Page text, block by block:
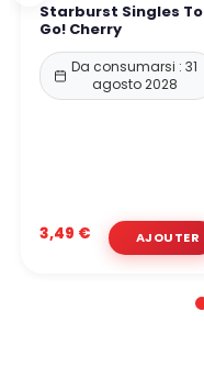
Starburst Singles To
Go! Cherry
Da consumarsi : 31
agosto 2028
3,49 €